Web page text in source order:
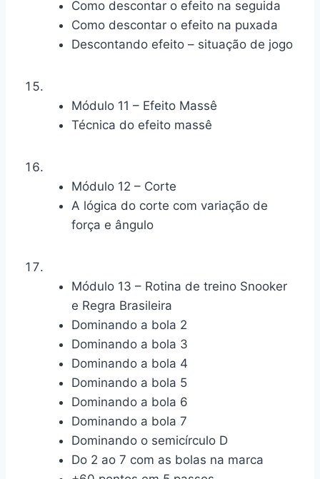
Como descontar o efeito na seguida
Como descontar o efeito na puxada
Descontando efeito – situação de jogo
Módulo 11 – Efeito Massê
Técnica do efeito massê
Módulo 12 – Corte
A lógica do corte com variação de
força e ângulo
Módulo 13 – Rotina de treino Snooker
e Regra Brasileira
Dominando a bola 2
Dominando a bola 3
Dominando a bola 4
Dominando a bola 5
Dominando a bola 6
Dominando a bola 7
Dominando o semicírculo D
Do 2 ao 7 com as bolas na marca